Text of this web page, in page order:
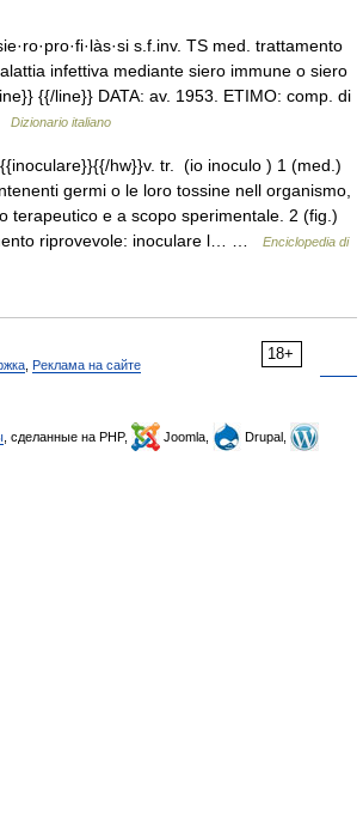
s.f.inv. TS med. trattamento
infettiva mediante siero immune o siero
{{/line}} DATA: av. 1953. ETIMO: comp. di
Dizionario italiano
hw}}v. tr. (io inoculo ) 1 (med.)
germi o le loro tossine nell organismo,
terapeutico e a scopo sperimentale. 2 (fig.)
riprovevole: inoculare l… …
Enciclopedia di
18+
Реклама на сайте
, сделанные на PHP, Joomla,
Drupal,